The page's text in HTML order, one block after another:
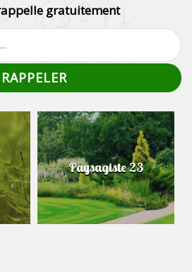
gratuitement
Paysagiste 23